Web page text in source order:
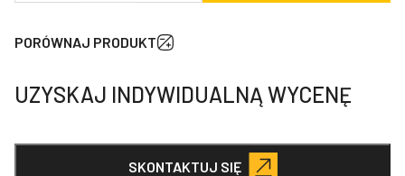
DHB
PORÓWNAJ PRODUKT
UZYSKAJ INDYWIDUALNĄ WYCENĘ
SKONTAKTUJ SIĘ